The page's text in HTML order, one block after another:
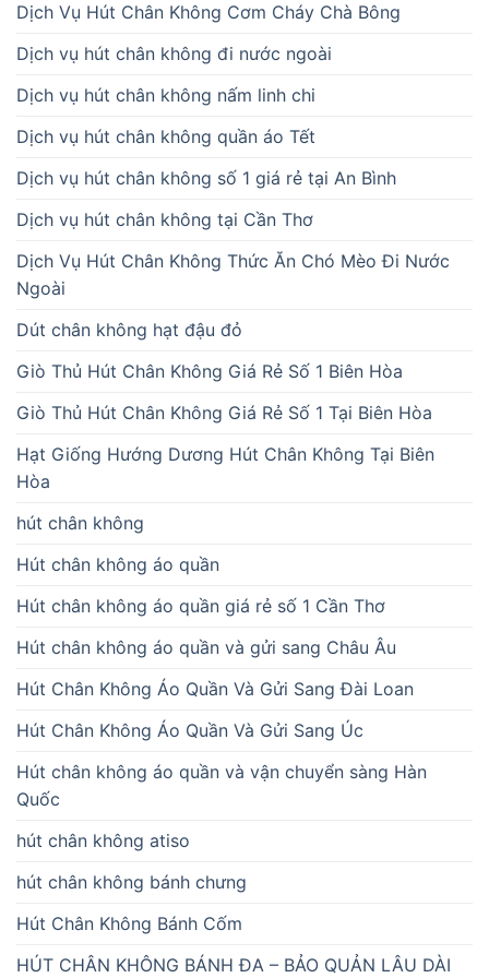
Dịch Vụ Hút Chân Không Cơm Cháy Chà Bông
Dịch vụ hút chân không đi nước ngoài
Dịch vụ hút chân không nấm linh chi
Dịch vụ hút chân không quần áo Tết
Dịch vụ hút chân không số 1 giá rẻ tại An Bình
Dịch vụ hút chân không tại Cần Thơ
Dịch Vụ Hút Chân Không Thức Ăn Chó Mèo Đi Nước
Ngoài
Dút chân không hạt đậu đỏ
Giò Thủ Hút Chân Không Giá Rẻ Số 1 Biên Hòa
Giò Thủ Hút Chân Không Giá Rẻ Số 1 Tại Biên Hòa
Hạt Giống Hướng Dương Hút Chân Không Tại Biên
Hòa
hút chân không
Hút chân không áo quần
Hút chân không áo quần giá rẻ số 1 Cần Thơ
Hút chân không áo quần và gửi sang Châu Âu
Hút Chân Không Áo Quần Và Gửi Sang Đài Loan
Hút Chân Không Áo Quần Và Gửi Sang Úc
Hút chân không áo quần và vận chuyển sàng Hàn
Quốc
hút chân không atiso
hút chân không bánh chưng
Hút Chân Không Bánh Cốm
HÚT CHÂN KHÔNG BÁNH ĐA – BẢO QUẢN LÂU DÀI